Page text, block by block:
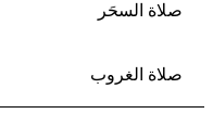
صلاة السحَر
صلاة الغروب